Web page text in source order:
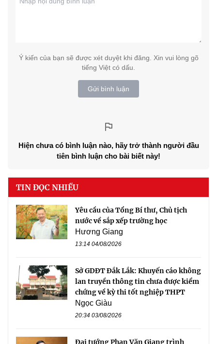
Ý kiến của bạn sẽ được xét duyệt khi đăng. Xin vui lòng gõ
tiếng Việt có dấu.
Gửi bình luận
Hiện chưa có bình luận nào, hãy trở thành người đầu
tiên bình luận cho bài biết này!
TIN ĐỌC NHIỀU
Yêu cầu của Tổng Bí thư, Chủ tịch
nước về sắp xếp trường học
Hương Giang
13:14 04/08/2026
Sở GDĐT Đắk Lắk: Khuyến cáo không
lan truyền thông tin chưa được kiểm
chứng về kỳ thi tốt nghiệp THPT
Ngọc Giàu
20:34 03/08/2026
Đại tướng Phan Văn Giang trình